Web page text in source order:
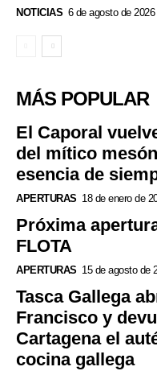
NOTICIAS 6 de agosto de 2026
MÁS POPULAR
El Caporal
del mítico
esencia de
APERTURAS 18 de enero de
Próxima
FLOTA
APERTURAS 15 de agosto de
Tasca Gallega
Francisco y
Cartagena el
cocina gallega